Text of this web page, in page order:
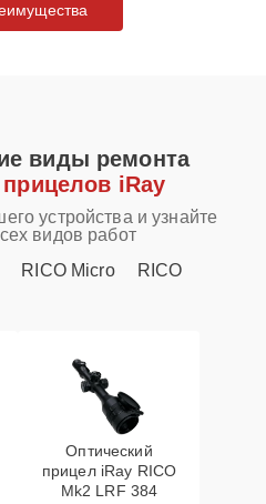
виды ремонта
прицелов iRay
устройства и узнайте
видов работ
RICO Micro RICO
Оптический
прицел iRay RICO
Mk2 LRF 384